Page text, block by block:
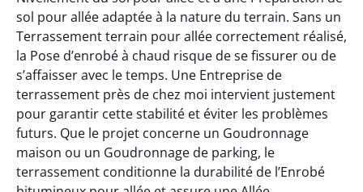
sol pour allée adaptée à la nature du terrain. Sans un
Terrassement terrain pour allée correctement réalisé,
la Pose d’enrobé à chaud risque de se fissurer ou de
s’affaisser avec le temps. Une Entreprise de
terrassement près de chez moi intervient justement
pour garantir cette stabilité et éviter les problèmes
futurs. Que le projet concerne un Goudronnage
maison ou un Goudronnage de parking, le
terrassement conditionne la durabilité de l’Enrobé